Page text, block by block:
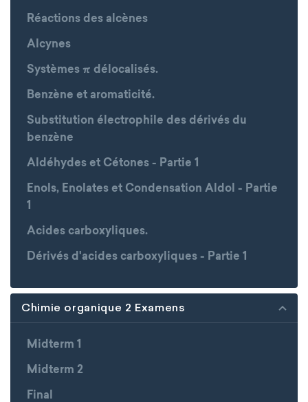
Réactions des alcènes
Alcynes
Systèmes π délocalisés.
Benzène et aromaticité.
Substitution électrophile des dérivés du
benzène
Aldéhydes et Cétones - Partie 1
Enols, Enolates et Condensation Aldol - Partie
1
Acides carboxyliques.
Dérivés d'acides carboxyliques - Partie 1
Chimie organique 2 Examens
Midterm 1
Midterm 2
Final